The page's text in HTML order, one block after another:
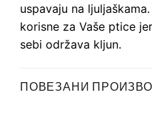
uspavaju na
korisne za Vaše ptice
sebi održava kljun.
ПОВЕЗАНИ